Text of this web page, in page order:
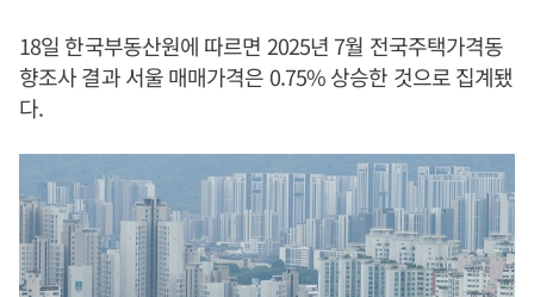
18일 한국부동산원에 따르면 2025년 7월 전국주택가격동
향조사 결과 서울 매매가격은 0.75% 상승한 것으로 집계됐
다.